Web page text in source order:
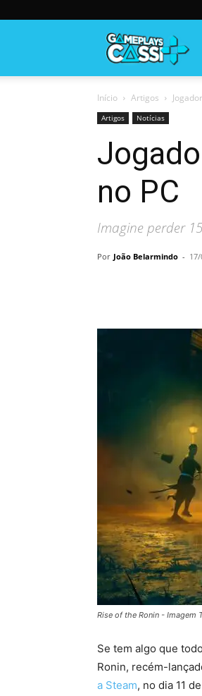
Início Artigos
Artigos Notícias
no PC
Imagine perder
Por João Belarmindo -
Rise of the Ronin - Imagem
Se tem algo que
Ronin, recém-
a Steam, no dia 11